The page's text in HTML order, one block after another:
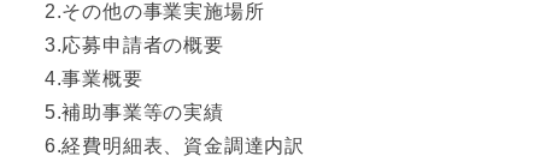
2.その他の事業実施場所
3.応募申請者の概要
4.事業概要
5.補助事業等の実績
6.経費明細表、資金調達内訳